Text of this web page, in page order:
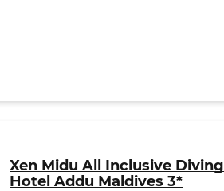
Xen Midu All Inclusive Diving
Hotel Addu Maldives 3*